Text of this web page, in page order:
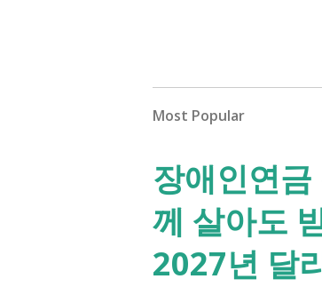
Most Popular
장애인연
께 살아도
2027년 달